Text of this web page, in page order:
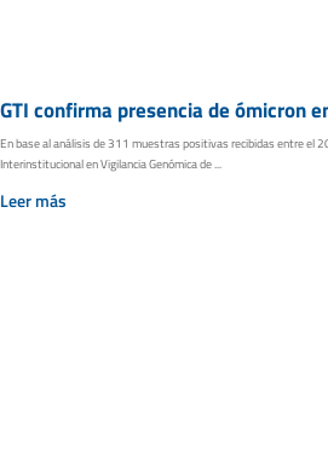
GTI confirma presencia de ómicron
En base al análisis de 311 muestras positivas recibidas entre el
Interinstitucional en Vigilancia Genómica de ...
Leer más